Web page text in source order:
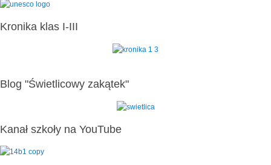
Kronika klas I-III
Blog "Świetlicowy zakątek"
Kanał szkoły na YouTube